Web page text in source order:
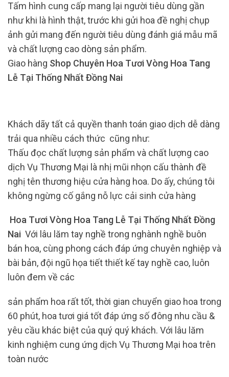
Tấm hình cung cấp mang lại người tiêu dùng gần
như khi là hình thật, trước khi gửi hoa đề nghị chụp
ảnh gửi mang đến người tiêu dùng đánh giá mẫu mã
và chất lượng cao dòng sản phẩm.
Giao hàng Shop Chuyên Hoa Tươi Vòng Hoa Tang
Lễ Tại Thống Nhất Đồng Nai
Khách dãy tất cả quyền thanh toán giao dịch dễ dàng
trải qua nhiều cách thức cũng như:
Thấu đọc chất lượng sản phẩm và chất lượng cao
dịch Vụ Thương Mại là nhị mũi nhọn cấu thành đề
nghị tên thương hiệu cửa hàng hoa. Do ấy, chúng tôi
không ngừng cố gắng nỗ lực cải sinh cửa hàng
Hoa Tươi Vòng Hoa Tang Lễ Tại Thống Nhất Đồng
Nai Với lâu lăm tay nghề trong nghành nghề buôn
bán hoa, cùng phong cách đáp ứng chuyên nghiệp và
bài bản, đội ngũ họa tiết thiết kế tay nghề cao, luôn
luôn đem về các
sản phẩm hoa rất tốt, thời gian chuyển giao hoa trong
60 phút, hoa tươi giá tốt đáp ứng số đông nhu cầu &
yêu cầu khác biệt của quý quý khách. Với lâu lăm
kinh nghiệm cung ứng dịch Vụ Thương Mại hoa trên
toàn nước